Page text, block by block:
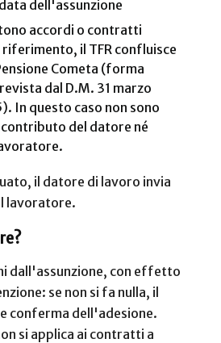
dell'assunzione
accordi o contratti
il TFR confluisce
Cometa (forma
dal D.M. 31 marzo
In questo caso non sono
del datore né
il datore di lavoro invia
lavoratore.
dall'assunzione, con effetto
se non si fa nulla, il
conferma dell'adesione.
si applica ai contratti a